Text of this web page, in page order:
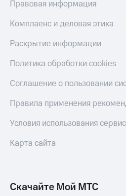
Правовая информация
Комплаенс и деловая этика
Раскрытие информации
Политика обработки cookies
Соглашение о пользовании
Правила применения
Условия использования
Карта сайта
Скачайте Мой МТС